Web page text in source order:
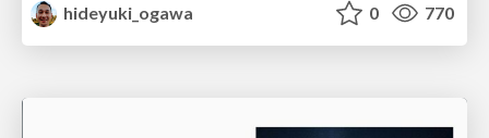
hideyuki_ogawa
0 770